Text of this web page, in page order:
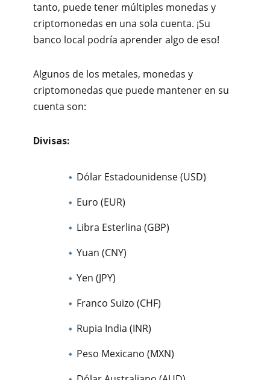
tanto, puede tener múltiples monedas y
criptomonedas en una sola cuenta. ¡Su
banco local podría aprender algo de eso!
Algunos de los metales, monedas y
criptomonedas que puede mantener en su
cuenta son:
Divisas:
Dólar Estadounidense (USD)
Euro (EUR)
Libra Esterlina (GBP)
Yuan (CNY)
Yen (JPY)
Franco Suizo (CHF)
Rupia India (INR)
Peso Mexicano (MXN)